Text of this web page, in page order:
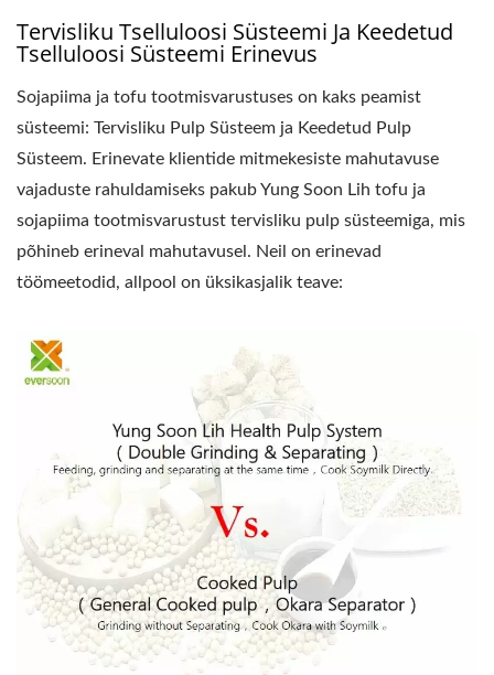
Tervisliku Tselluloosi Süsteemi Ja Keedetud
Tselluloosi Süsteemi Erinevus
Sojapiima ja tofu tootmisvarustuses on kaks peamist
süsteemi: Tervisliku Pulp Süsteem ja Keedetud Pulp
Süsteem. Erinevate klientide mitmekesiste mahutavuse
vajaduste rahuldamiseks pakub Yung Soon Lih tofu ja
sojapiima tootmisvarustust tervisliku pulp süsteemiga, mis
põhineb erineval mahutavusel. Neil on erinevad
töömeetodid, allpool on üksikasjalik teave: